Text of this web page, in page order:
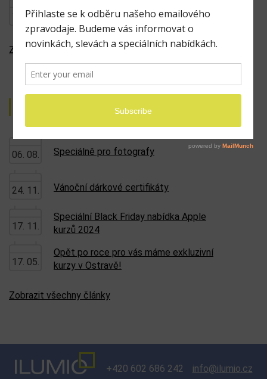
10. 10.
VIP Tech. expedice od Tesla a
Robotaxi až po SpaceX a NASA
Zobrazit všechny expedice
Nejnovější články na blogu
06. 08. Speciálně pro fotografy
24. 11. Vánoční dárkové certifikáty
17. 11.
Speciální Black Friday nabídka Apple
kurzů 2024
17. 05.
Opět po roce pro vás máme exkluzivní
kurzy v Ostravě!
Zobrazit všechny články
+420 602 686 242 info@ilumio.cz